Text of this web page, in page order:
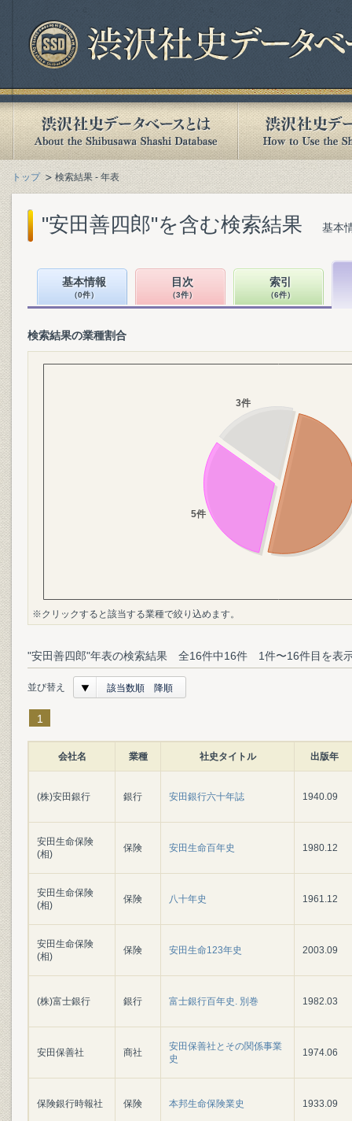
トップ 検索結果 - 年表
"安田善四郎"を含む検索結果 基本
基本情報
（0件）
目次
（3件）
索引
（6件）
検索結果の業種割合
※クリックすると該当する業種で絞り込めます。
"安田善四郎"年表の検索結果 全16件中16件 1件〜16件目を表
並び替え 該当数順 降順
1
会社名 業種 社史タイトル 出版年
(株)安田銀行 銀行 安田銀行六十年誌 1940.09
安田生命保険
(相)
保険 安田生命百年史 1980.12
安田生命保険
(相)
保険 八十年史 1961.12
安田生命保険
(相)
保険 安田生命123年史 2003.09
(株)富士銀行 銀行 富士銀行百年史. 別巻 1982.03
安田保善社 商社
安田保善社とその関係事業
史
1974.06
保険銀行時報社 保険 本邦生命保険業史 1933.09